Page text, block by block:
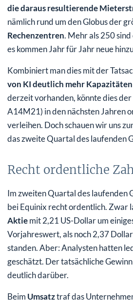
die daraus resultierende
nämlich rund um den Globus der
Rechenzentren. Mehr als 250
es kommen Jahr für Jahr neue
Kombiniert man dies mit der
von KI deutlich mehr
derzeit vorhanden, könnte dies
A14M21) in den nächsten Jahren
verleihen. Doch schauen wir uns
das zweite Quartal des laufenden
Recht ordentliche
Im zweiten Quartal des laufenden
bei Equinix recht ordentlich. Zwar
Aktiemit 2,21 US-Dollar um
Vorjahreswert, als noch 2,37
standen. Aber: Analysten hatten
geschätzt. Der tatsächliche
deutlich darüber.
Beim Umsatztraf das